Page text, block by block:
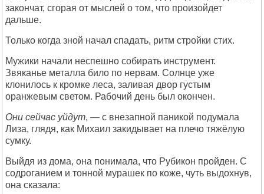
закончат, сгорая от мыслей о том, что произойдет
дальше.
Только когда зной начал спадать, ритм стройки стих.
Мужики начали неспешно собирать инструмент.
Звяканье металла било по нервам. Солнце уже
клонилось к кромке леса, заливая двор густым
оранжевым светом. Рабочий день был окончен.
Они сейчас уйдут, — с внезапной паникой подумала
Лиза, глядя, как Михаил закидывает на плечо тяжёлую
сумку.
Выйдя из дома, она понимала, что Рубикон пройден. С
содроганием и тонной мурашек по коже, чуть выдохнув,
она сказала: